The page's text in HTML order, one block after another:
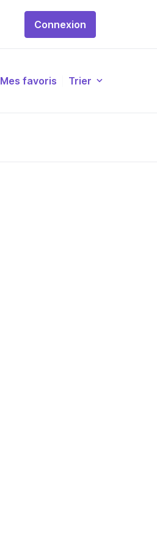
Connexion
Mes favoris Trier